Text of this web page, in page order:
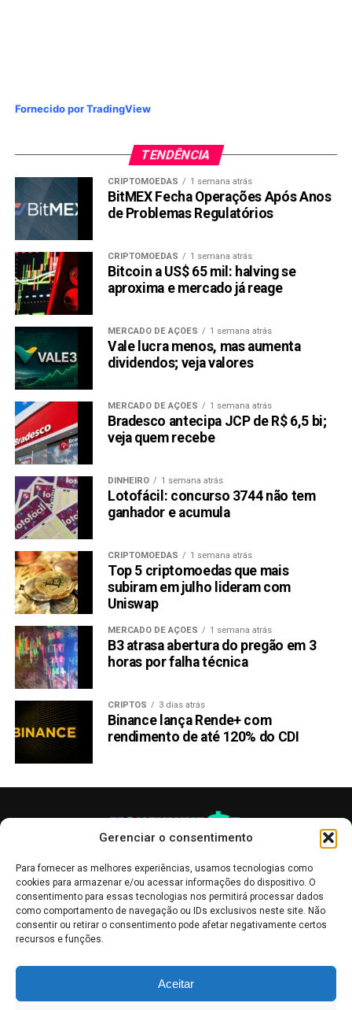
Gerenciar o consentimento
Para fornecer as melhores experiências, usamos tecnologias como
cookies para armazenar e/ou acessar informações do dispositivo. O
consentimento para essas tecnologias nos permitirá processar dados
como comportamento de navegação ou IDs exclusivos neste site. Não
consentir ou retirar o consentimento pode afetar negativamente certos
recursos e funções.
Aceitar
Fornecido por TradingView
TENDÊNCIA
CRIPTOMOEDAS 1 semana atrás
BitMEX Fecha Operações Após Anos
de Problemas Regulatórios
CRIPTOMOEDAS 1 semana atrás
Bitcoin a US$ 65 mil: halving se
aproxima e mercado já reage
MERCADO DE AÇÕES 1 semana atrás
Vale lucra menos, mas aumenta
dividendos; veja valores
MERCADO DE AÇÕES 1 semana atrás
Bradesco antecipa JCP de R$ 6,5 bi;
veja quem recebe
DINHEIRO 1 semana atrás
Lotofácil: concurso 3744 não tem
ganhador e acumula
CRIPTOMOEDAS 1 semana atrás
Top 5 criptomoedas que mais
subiram em julho lideram com
Uniswap
MERCADO DE AÇÕES 1 semana atrás
B3 atrasa abertura do pregão em 3
horas por falha técnica
CRIPTOS 3 dias atrás
Binance lança Rende+ com
rendimento de até 120% do CDI
informativo, servindo como boletins de divulgação, e não devem ser
interpretadas como recomendações de investimento.Leia mais